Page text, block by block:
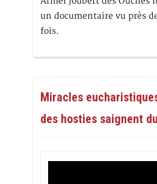
un documentaire vu près
fois.
Miracles
des hosties saignent